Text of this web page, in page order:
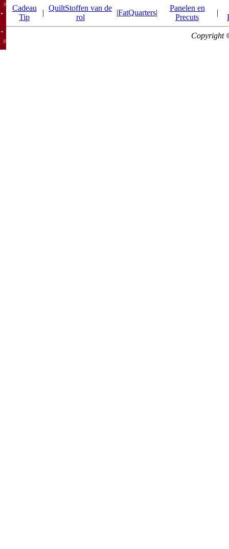
Cadeau
Tip
|
QuiltStoffen van de
rol
|FatQuarters|
Panelen en
Precuts
|
Copyright